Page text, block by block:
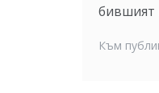
бившият
Към